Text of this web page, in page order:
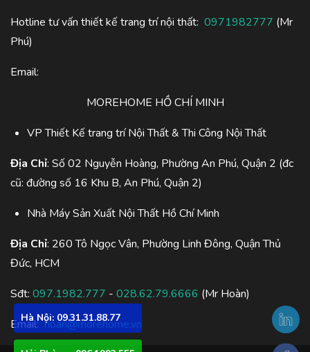
Hà Nội: 09.31.31.88.77
Hotline tư vấn thiết kế trang trí nội thất: 0971982777 (Mr
Phú)
Email:
MOREHOME HỒ CHÍ MINH
VP Thiết Kế trang trí Nội Thất & Thi Công Nội Thất
Địa Chỉ: Số 02 Nguyễn Hoàng, Phường An Phú, Quận 2 (đc
cũ: đường số 16 Khu B, An Phú, Quận 2)
Nhà Máy Sản Xuất Nội Thất Hồ Chí Minh
Địa Chỉ: 260 Tô Ngọc Vân, Phường Linh Đông, Quận Thủ
Đức, HCM
Sđt: 097.1982.777 - 028.62.79.6666 (Mr Hoàn)
Email:hoan@morehome.vn